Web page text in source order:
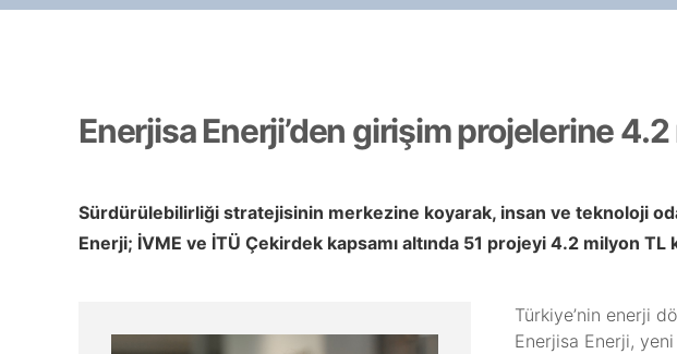
Enerjisa Enerji’den girişim projelerine
Sürdürülebilirliği stratejisinin merkezine koyarak, insan ve teknoloji
Enerji; İVME ve İTÜ Çekirdek kapsamı altında 51 projeyi 4.2 milyon TL
Türkiye’nin enerji
Enerjisa Enerji,